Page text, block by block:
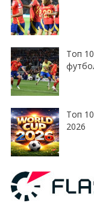
Топ
Топ
2026